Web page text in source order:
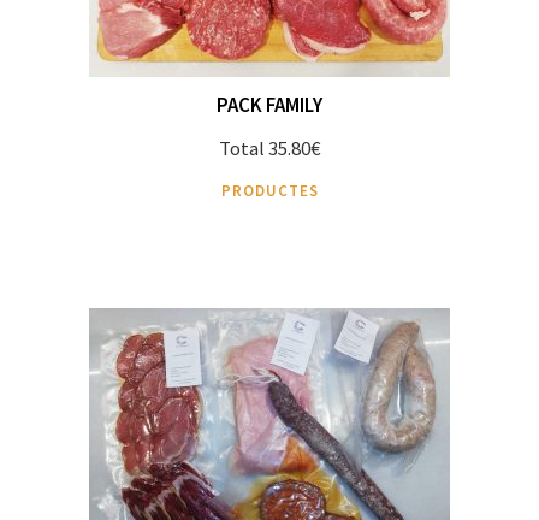
PACK FAMILY
Total 35.80€
PRODUCTES